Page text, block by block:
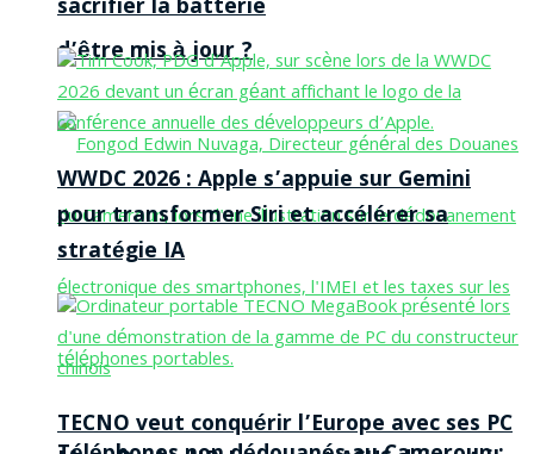
d’être mis à jour ?
sacrifier la batterie
WWDC 2026 : Apple s’appuie sur Gemini
pour transformer Siri et accélérer sa
stratégie IA
TECNO veut conquérir l’Europe avec ses PC